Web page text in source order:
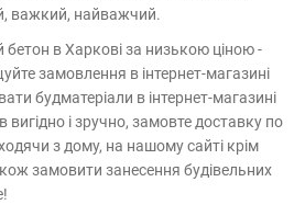
важкий, найважчий.
бетон в Харкові за низькою ціною -
замовлення в інтернет-магазині
будматеріали в інтернет-магазині
і зручно, замовте доставку по
з дому, на нашому сайті крім
замовити занесення будівельних